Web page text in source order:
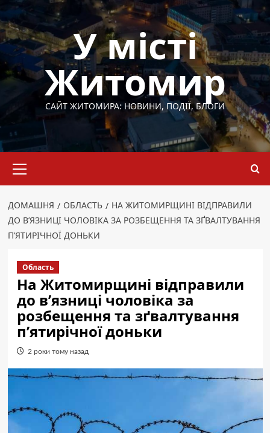
Перейти
до
вмісту
У місті
Житомир
САЙТ ЖИТОМИРА: НОВИНИ, ПОДІЇ, БЛОГИ
меню
ДОМАШНЯ ОБЛАСТЬ
НА ЖИТОМИРЩИНІ ВІДПРАВИЛИ
ДО В’ЯЗНИЦІ ЧОЛОВІКА ЗА РОЗБЕЩЕННЯ ТА ЗҐВАЛТУВАННЯ
П’ЯТИРІЧНОЇ ДОНЬКИ
Область
На Житомирщині відправили
до в’язниці чоловіка за
розбещення та зґвалтування
п’ятирічної доньки
2 роки тому назад